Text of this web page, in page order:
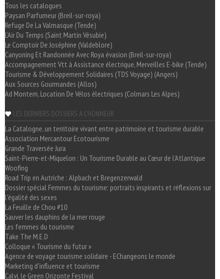
Tous les catalogues
Paysan Parfumeur (Breil-sur-roya)
Refuge De La Valmasque (Tende)
L'Air Du Temps (Saint Martin Vésubie)
Le Comptoir De Joséphine (Valdeblore)
Canyoning Et Randonnée Avec Roya évasion (Breil-sur-roya)
Accompagnement Vtt à Assistance électrique, Merveilles E-bike (Tende)
Tourisme & Développement Solidaires (TDS Voyage) (Angers)
Aux Sources Gourmandes (Allos)
Ad Montem, Location De Vélos électriques (Colmars Les Alpes)
LES DERNIERS DOSSIERS A L'HONNEUR
La Catalogne, un territoire vivant entre patrimoine et tourisme durable
Association Mercantour Ecotourisme
Grande Traversée Jura
Saint-Pierre-et-Miquelon : Un Tourisme Durable au Cœur de l'Atlantique
Woofing
Road Trip en Autriche : Alpbach et Bregenzerwald
Dossier spécial Femmes du tourisme: portraits inspirants et réflexions sur
l'égalité des sexes
La Feuille de Chou #10
Sauver les dauphins de la mer rouge
Les femmes du tourisme
Take The M.E.D
Colloque « Tourisme du futur »
Agence de voyage tourisme solidaire - EChangeons le monde
Marketing d'influence et tourisme
Calvi, le Green Orizonte Festival